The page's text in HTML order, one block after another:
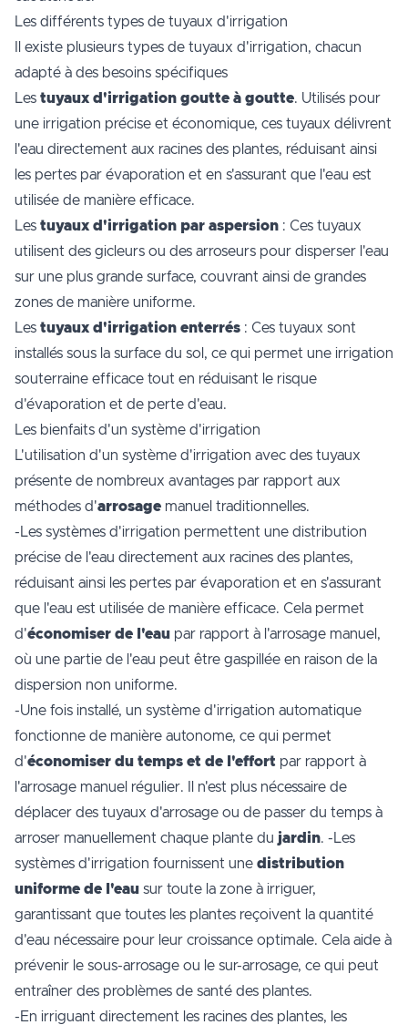
Les différents types de tuyaux d'irrigation
Il existe plusieurs types de tuyaux d'irrigation, chacun
adapté à des besoins spécifiques
Les tuyaux d'irrigation goutte à goutte. Utilisés pour
une irrigation précise et économique, ces tuyaux délivrent
l'eau directement aux racines des plantes, réduisant ainsi
les pertes par évaporation et en s'assurant que l'eau est
utilisée de manière efficace.
Les tuyaux d'irrigation par aspersion : Ces tuyaux
utilisent des gicleurs ou des arroseurs pour disperser l'eau
sur une plus grande surface, couvrant ainsi de grandes
zones de manière uniforme.
Les tuyaux d'irrigation enterrés : Ces tuyaux sont
installés sous la surface du sol, ce qui permet une irrigation
souterraine efficace tout en réduisant le risque
d'évaporation et de perte d'eau.
Les bienfaits d'un système d'irrigation
L'utilisation d'un système d'irrigation avec des tuyaux
présente de nombreux avantages par rapport aux
méthodes d'arrosage manuel traditionnelles.
-Les systèmes d'irrigation permettent une distribution
précise de l'eau directement aux racines des plantes,
réduisant ainsi les pertes par évaporation et en s'assurant
que l'eau est utilisée de manière efficace. Cela permet
d'économiser de l'eau par rapport à l'arrosage manuel,
où une partie de l'eau peut être gaspillée en raison de la
dispersion non uniforme.
-Une fois installé, un système d'irrigation automatique
fonctionne de manière autonome, ce qui permet
d'économiser du temps et de l'effort par rapport à
l'arrosage manuel régulier. Il n'est plus nécessaire de
déplacer des tuyaux d'arrosage ou de passer du temps à
arroser manuellement chaque plante du jardin. -Les
systèmes d'irrigation fournissent une distribution
uniforme de l'eau sur toute la zone à irriguer,
garantissant que toutes les plantes reçoivent la quantité
d'eau nécessaire pour leur croissance optimale. Cela aide à
prévenir le sous-arrosage ou le sur-arrosage, ce qui peut
entraîner des problèmes de santé des plantes.
-En irriguant directement les racines des plantes, les